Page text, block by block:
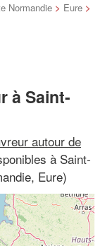
Normandie > Eure >
à Saint-
autour de
à Saint-
Eure)